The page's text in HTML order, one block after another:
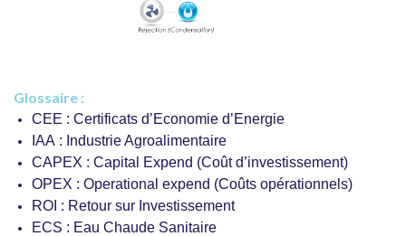
Glossaire :
CEE : Certificats d’Economie d’Energie
IAA : Industrie Agroalimentaire
CAPEX : Capital Expend (Coût d’investissement)
OPEX : Operational expend (Coûts opérationnels)
ROI : Retour sur Investissement
ECS : Eau Chaude Sanitaire